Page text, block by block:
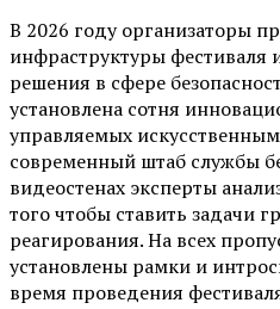
В 2026 году организаторы
инфраструктуры фестиваля
решения в сфере
установлена сотня
управляемых
современный штаб службы
видеостенах эксперты
того чтобы ставить задачи
реагирования. На всех
установлены рамки и
время проведения